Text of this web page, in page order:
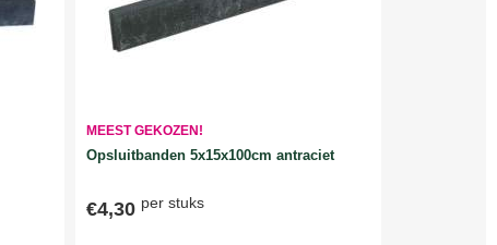
MEEST GEKOZEN!
Opsluitbanden 5x15x100cm antraciet
€4,30 per stuks